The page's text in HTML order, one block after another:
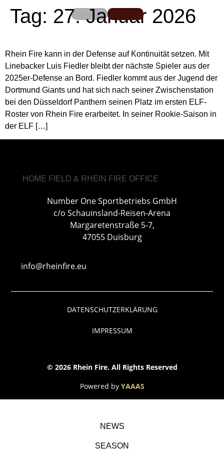
Tag: 27. Januar 2026
Rhein Fire kann in der Defense auf Kontinuität setzen. Mit
Linebacker Luis Fiedler bleibt der nächste Spieler aus der
2025er-Defense an Bord. Fiedler kommt aus der Jugend der
Dortmund Giants und hat sich nach seiner Zwischenstation
bei den Düsseldorf Panthern seinen Platz im ersten ELF-
Roster von Rhein Fire erarbeitet. In seiner Rookie-Saison in
der ELF […]
HOME FIELD & RHEIN FIRE OFFICE
Number One Sportbetriebs GmbH
c/o Schauinsland-Reisen-Arena
Margaretenstraße 5-7,
47055 Duisburg
info@rheinfire.eu
© 2026 Rhein Fire. All Rights Reserved
DATENSCHUTZERKLÄRUNG
IMPRESSUM
Powered by YAAAS
NEWS
SEASON